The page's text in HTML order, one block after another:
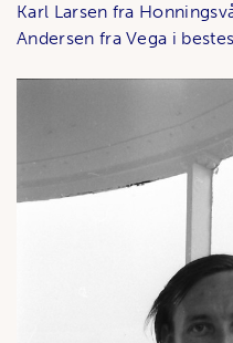
Karl Larsen fra
Andersen fra Vega i